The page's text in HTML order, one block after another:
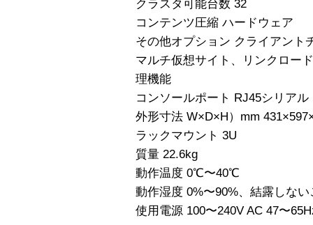
クラスタ可能台数 32
コンテンツ圧縮 ハードウェア
その他オプション クライアント
マルチ仮想サイト、リンクロー
理機能
コンソールポート RJ45シリアル
外形寸法 W×D×H）mm
ラックマウント 3U
質量 22.6kg
動作温度 0℃〜40℃
動作湿度 0%〜90%、結露しない
使用電源 100〜240V AC 47〜